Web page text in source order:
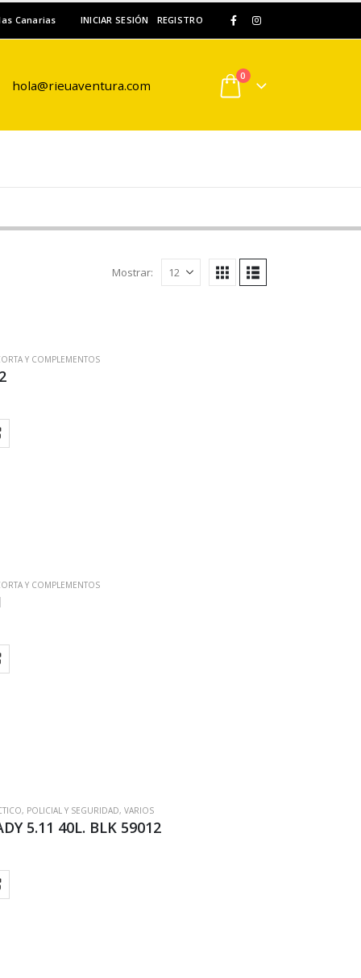
Canarias INICIAR SESIÓN REGISTRO
hola@rieuaventura.com
0
Mostrar:
Y COMPLEMENTOS
Y COMPLEMENTOS
, POLICIAL Y SEGURIDAD, VARIOS
5.11 40L. BLK 59012